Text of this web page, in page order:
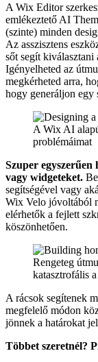
A Wix Editor
emlékeztető AI
(szinte) minden
Az asszisztens
sőt segít kiválasztani
Igényelheted az
megkérheted arra,
hogy generáljon egy
A Wix AI
problémáimat
Szuper egyszerűen
vagy widgeteket.
segítségével vagy
Wix Velo jóvoltából
elérhetők a fejlett
köszönhetően.
Rengeteg
katasztrofális
A rácsok segítenek
megfelelő módon
jönnek a határokat
Többet szeretnél?